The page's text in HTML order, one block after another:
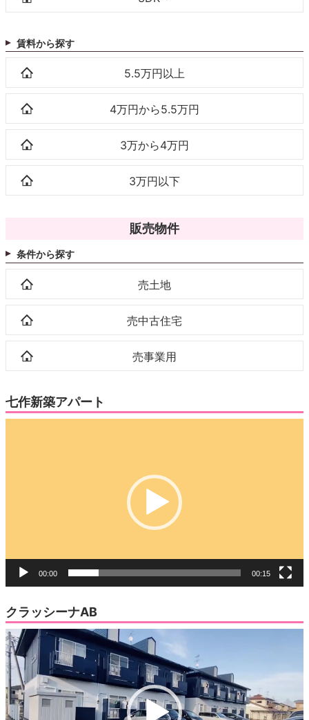
賃料から探す
5.5万円以上
4万円から5.5万円
3万から4万円
3万円以下
販売物件
条件から探す
売土地
売中古住宅
売事業用
七作新築アパート
00:00 00:15
クラッシーナAB
動
画
プ
レ
ー